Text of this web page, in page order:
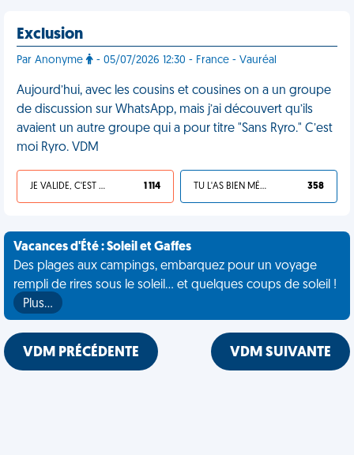
Exclusion
Par Anonyme - 05/07/2026 12:30 - France - Vauréal
Aujourd’hui, avec les cousins et cousines on a un groupe
de discussion sur WhatsApp, mais j’ai découvert qu’ils
avaient un autre groupe qui a pour titre "Sans Ryro." C’est
moi Ryro. VDM
JE VALIDE, C'EST UNE VDM 1 114 TU L'AS BIEN MÉRITÉ 358
Vacances d'Été : Soleil et Gaffes
Des plages aux campings, embarquez pour un voyage
rempli de rires sous le soleil... et quelques coups de soleil !
Plus…
VDM PRÉCÉDENTE VDM SUIVANTE